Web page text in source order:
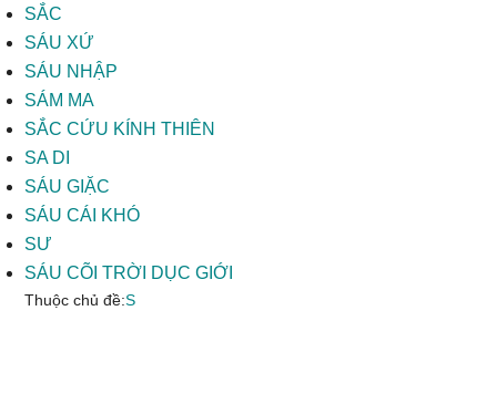
SẮC
SÁU XỨ
SÁU NHẬP
SÁM MA
SẮC CỨU KÍNH THIÊN
SA DI
SÁU GIẶC
SÁU CÁI KHÓ
SƯ
SÁU CÕI TRỜI DỤC GIỚI
Thuộc chủ đề:S